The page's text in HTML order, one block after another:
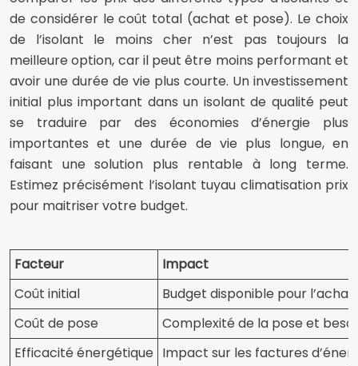
de considérer le coût total (achat et pose). Le choix
de l’isolant le moins cher n’est pas toujours la
meilleure option, car il peut être moins performant et
avoir une durée de vie plus courte. Un investissement
initial plus important dans un isolant de qualité peut
se traduire par des économies d’énergie plus
importantes et une durée de vie plus longue, en
faisant une solution plus rentable à long terme.
Estimez précisément l’isolant tuyau climatisation prix
pour maitriser votre budget.
Facteur
Impact
Coût initial
Budget disponible pour l’achat
Coût de pose
Complexité de la pose et
Efficacité énergétique Impact sur les factures